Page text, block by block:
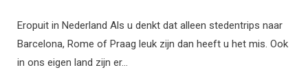
Eropuit in Nederland Als u denkt dat alleen stedentrips naar
Barcelona, Rome of Praag leuk zijn dan heeft u het mis. Ook
in ons eigen land zijn er…